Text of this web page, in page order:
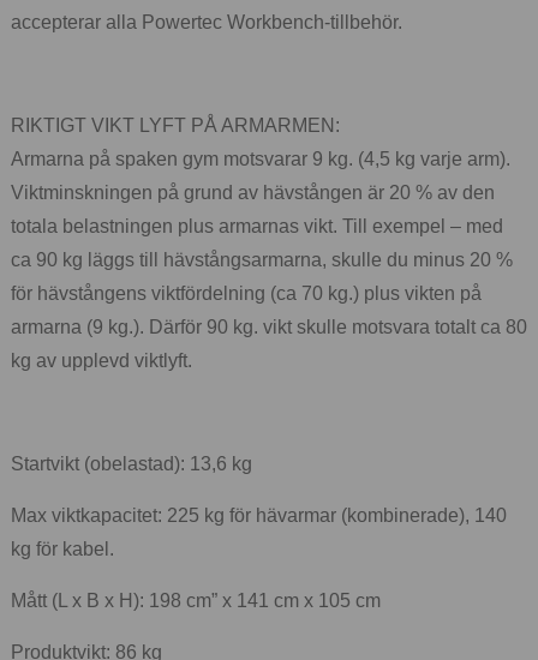
accepterar alla Powertec Workbench-tillbehör.
RIKTIGT VIKT LYFT PÅ ARMARMEN:
Armarna på spaken gym motsvarar 9 kg. (4,5 kg varje arm).
Viktminskningen på grund av hävstången är 20 % av den
totala belastningen plus armarnas vikt. Till exempel – med
ca 90 kg läggs till hävstångsarmarna, skulle du minus 20 %
för hävstångens viktfördelning (ca 70 kg.) plus vikten på
armarna (9 kg.). Därför 90 kg. vikt skulle motsvara totalt ca 80
kg av upplevd viktlyft.
Startvikt (obelastad): 13,6 kg
Max viktkapacitet: 225 kg för hävarmar (kombinerade), 140
kg för kabel.
Mått (L x B x H): 198 cm” x 141 cm x 105 cm
Produktvikt: 86 kg